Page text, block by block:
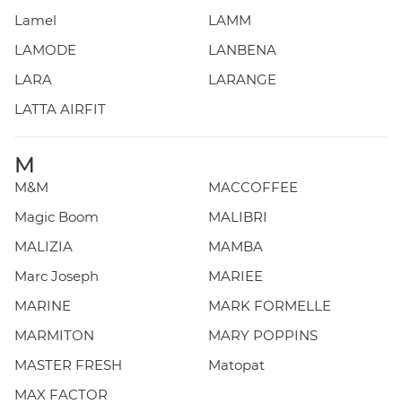
Lamel
LAMM
LAMODE
LANBENA
LARA
LARANGE
LATTA AIRFIT
M
M&M
MACCOFFEE
Magic Boom
MALIBRI
MALIZIA
MAMBA
Marc Joseph
MARIEE
MARINE
MARK FORMELLE
MARMITON
MARY POPPINS
MASTER FRESH
Matopat
MAX FACTOR